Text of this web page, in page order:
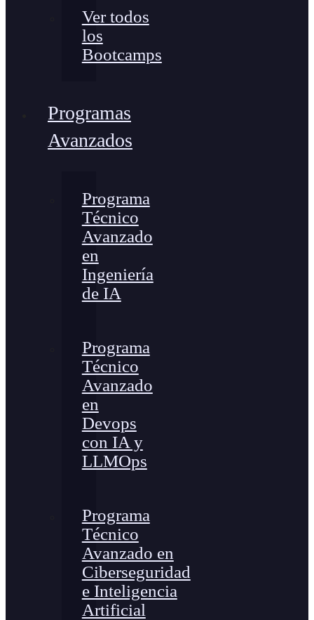
Ver todos
los
Bootcamps
Programas
Avanzados
Programa
Técnico
Avanzado
en
Ingeniería
de IA
Programa
Técnico
Avanzado
en
Devops
con IA y
LLMOps
Programa
Técnico
Avanzado en
Ciberseguridad
e Inteligencia
Artificial